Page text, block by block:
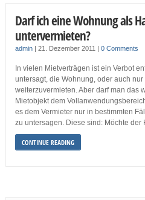
Darf ich eine Wohnung als
untervermieten?
admin| 21. Dezember 2011 | 0 Comments
In vielen Mietverträgen ist ein Verbot
untersagt, die Wohnung, oder auch
weiterzuvermieten. Aber darf man das
Mietobjekt dem
es dem Vermieter nur in bestimmten
zu untersagen. Diese sind: Möchte
CONTINUE READING